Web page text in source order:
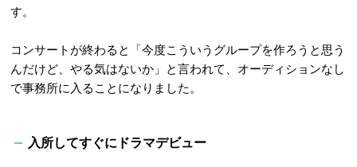
す。
コンサートが終わると「今度こういうグループを作ろうと思う
んだけど、やる気はないか」と言われて、オーディションなし
で事務所に入ることになりました。
入所してすぐにドラマデビュー